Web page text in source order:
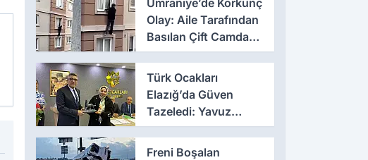
Ümraniye’de Korkunç
Olay: Aile Tarafından
Basılan Çift Camdan
Atladı
Türk Ocakları
Elazığ’da Güven
Tazeledi: Yavuz
Haykır Yeniden
Başkan
Freni Boşalan